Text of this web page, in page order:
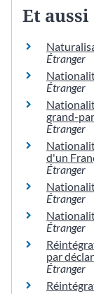
Et aussi
Étranger
Étranger
grand-
Étranger
d'un
Étranger
Étranger
Étranger
par
Étranger